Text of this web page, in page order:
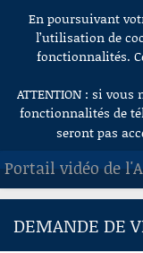
Aller au contenu
En poursuivant
l’utilisation de
fonctionnalités.
ATTENTION : si
fonctionnalités de
seront pas
Portail vidéo de
ACCUEIL
DEMANDE DE